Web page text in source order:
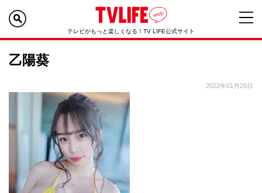
テレビがもっと楽しくなる！TV LIFE公式サイト
乙陽葵
2022年01月25日